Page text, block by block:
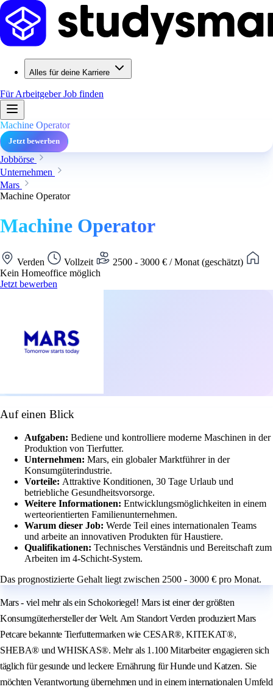
Alles für deine Karriere
Für ArbeitgeberJob finden
Machine Operator
Jetzt bewerben
Jobbörse
Unternehmen
Mars
Machine Operator
Machine Operator
Verden Vollzeit
2500 - 3000 € / Monat (geschätzt)
Kein Homeoffice möglich
Jetzt bewerben
Auf einen Blick
Aufgaben: Bediene und kontrolliere moderne Maschinen in der
Produktion von Tierfutter.
Unternehmen: Mars, ein globaler Marktführer in der
Konsumgüterindustrie.
Vorteile: Attraktive Konditionen, 30 Tage Urlaub und
betriebliche Gesundheitsvorsorge.
Weitere Informationen: Entwicklungsmöglichkeiten in einem
werteorientierten Familienunternehmen.
Warum dieser Job: Werde Teil eines internationalen Teams
und arbeite an innovativen Produkten für Haustiere.
Qualifikationen: Technisches Verständnis und Bereitschaft zum
Arbeiten im 4-Schicht-System.
Das prognostizierte Gehalt liegt zwischen 2500 - 3000 € pro Monat.
Mars - viel mehr als ein Schokoriegel! Mars ist einer der größten
Konsumgüterhersteller der Welt. Am Standort Verden produziert Mars
Petcare bekannte Tierfuttermarken wie CESAR®, KITEKAT®,
SHEBA® und WHISKAS®. Mehr als 1.100 Mitarbeiter engagieren sich
täglich für gesunde und leckere Ernährung für Hunde und Katzen. Sie
möchten Verantwortung übernehmen und in einem internationalen Umfeld